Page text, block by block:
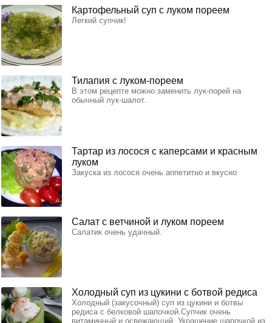
Картофельный суп с луком пореем
Легкий супчик!
Тилапия с луком-пореем
В этом рецепте можно заменить лук-порей на
обычный лук-шалот.
Тартар из лосося с каперсами и красным
луком
Закуска из лосося очень аппетитно и вкусно
Салат с ветчиной и луком пореем
Салатик очень удачный.
Холодный суп из цукини с ботвой редиса
Холодный (закусочный) суп из цукини и ботвы
редиса с белковой шапочкой.Супчик очень
витаминный и освежающий. Украшение шапочкой из